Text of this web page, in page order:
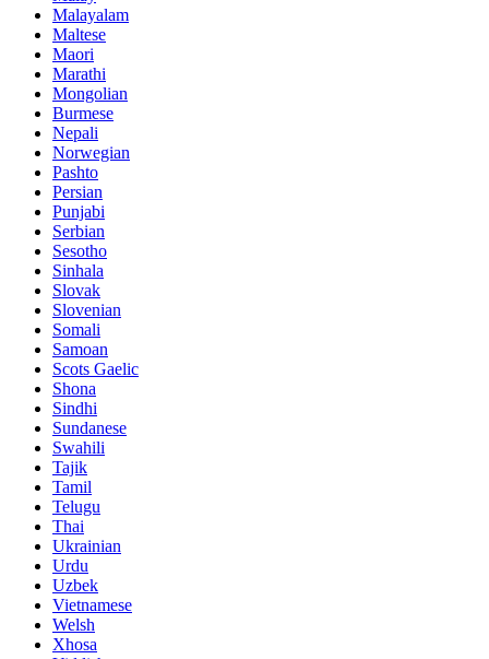
Malayalam
Maltese
Maori
Marathi
Mongolian
Burmese
Nepali
Norwegian
Pashto
Persian
Punjabi
Serbian
Sesotho
Sinhala
Slovak
Slovenian
Somali
Samoan
Scots Gaelic
Shona
Sindhi
Sundanese
Swahili
Tajik
Tamil
Telugu
Thai
Ukrainian
Urdu
Uzbek
Vietnamese
Welsh
Xhosa